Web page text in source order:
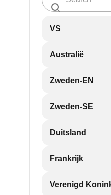
VS
Australië
Zweden-EN
Zweden-SE
Duitsland
Frankrijk
Verenigd